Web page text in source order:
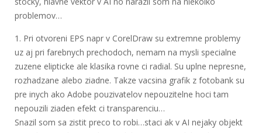
problemov…
1. Pri otvoreni EPS napr v CorelDraw su extremne problemy
uz aj pri farebnych prechodoch, nemam na mysli specialne
zuzene elipticke ale klasika rovne ci radial. Su uplne nepresne,
rozhadzane alebo ziadne. Takze vacsina grafik z fotobank su
pre inych ako Adobe pouzivatelov nepouzitelne hoci tam
nepouzili ziaden efekt ci transparenciu…
Snazil som sa zistit preco to robi…staci ak v AI nejaky objekt